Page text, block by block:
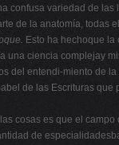
confusa variedad de las
de la anatomía, todas
Esto ha hechoque la
una ciencia complejay
del entendi-miento de
de las Escrituras que
cosas es que el
de